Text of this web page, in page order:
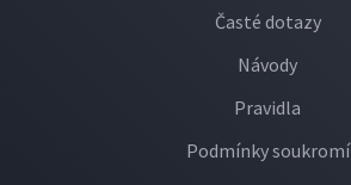
Časté dotazy
Návody
Pravidla
Podmínky soukromí